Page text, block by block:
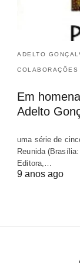
ADELTO
Em
Adelto
I
uma série de
Reunida
Editora,…
9 anos ago